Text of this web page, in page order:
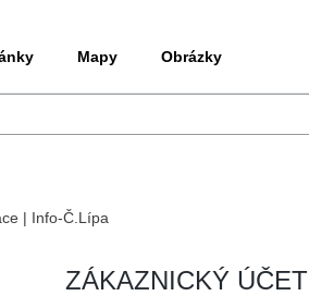
Mapy Obrázky
| Info-Č.Lípa
ZÁKAZNICKÝ ÚČET